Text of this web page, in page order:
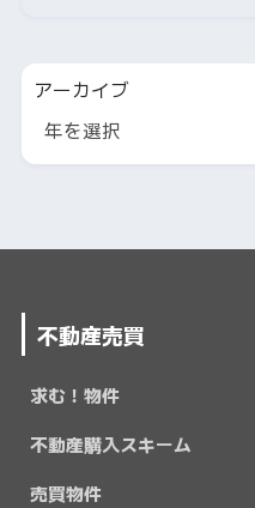
アーカイブ
不動産売買
求む！物件
不動産購入スキーム
売買物件